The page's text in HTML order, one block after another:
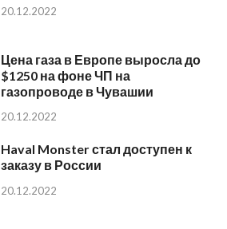
20.12.2022
Цена газа в Европе выросла до
$1250 на фоне ЧП на
газопроводе в Чувашии
20.12.2022
Haval Monster стал доступен к
заказу в России
20.12.2022